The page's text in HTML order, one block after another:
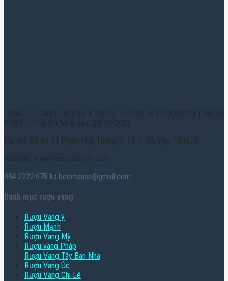
CÔNG TY TNHH TM XNK K HOUSE - GPKD số 0317003916 | Bởi Sở
KHĐT TP. Hồ Chí Minh cấp: 29/10/2021
Địa chỉ: Số 69-71 Phạm Huy Thông, P. 17, Q. Gò Vấp, TPHCM
Website: www.hamruoungon.com
084.2222.678 ks.beerhouse@gmail.com
Danh mục rượu vang
Rượu Vang ý
Rượu Mạnh
Rượu Vang Mỹ
Rượu vang Pháp
Rượu Vang Tây Ban Nha
Rượu Vang Úc
Rượu Vang Chi Lê